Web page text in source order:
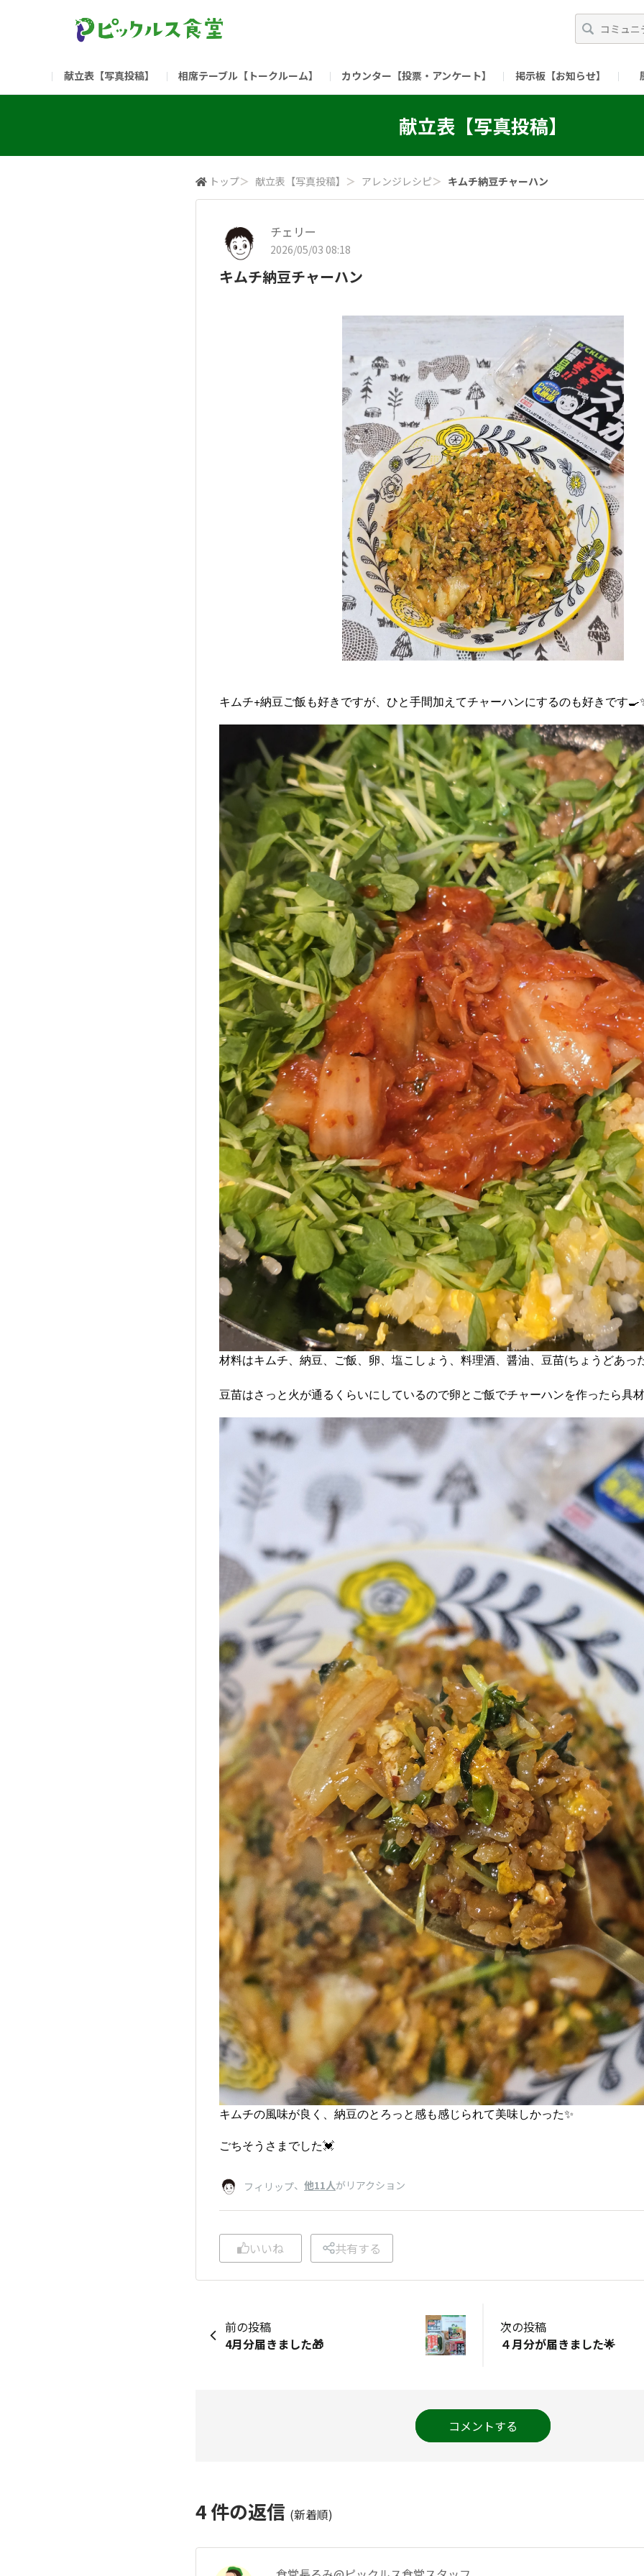
献立表【写真投稿】 相席テーブル【トークルーム】 カウンター【投票・アンケート】 掲示板【お知らせ】
（リンク）ご飯がススム ブランドサイト （リンク）ピックルスコーポレーションHP （リンク）
献立表【写真投稿】
トップ＞ 献立表【写真投稿】 ＞ アレンジレシピ＞ キムチ納豆チャーハン
チェリー
2026/05/03 08:18
キムチ納豆チャーハン
キムチ+納豆ご飯も好きですが、ひと手間加えてチャーハンにするのも好きです
材料はキムチ、納豆、ご飯、卵、塩こしょう、料理酒、醤油、豆苗(ちょうどあっ
豆苗はさっと火が通るくらいにしているので卵とご飯でチャーハンを作ったら具
キムチの風味が良く、納豆のとろっと感も感じられて美味しかった✨️
ごちそうさまでした💓
フィリップ、 他11人がリアクション
いいね 共有する
前の投稿
4月分届きました🎁
次の投稿
４月分が届きました🌟
コメントする
4件の返信 (新着順)